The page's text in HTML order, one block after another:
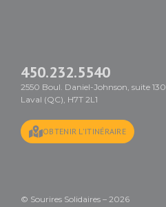
450.232.5540
2550 Boul. Daniel-Johnson, suite 130
Laval (QC), H7T 2L1
OBTENIR L'ITINÉRAIRE
© Sourires Solidaires – 2026